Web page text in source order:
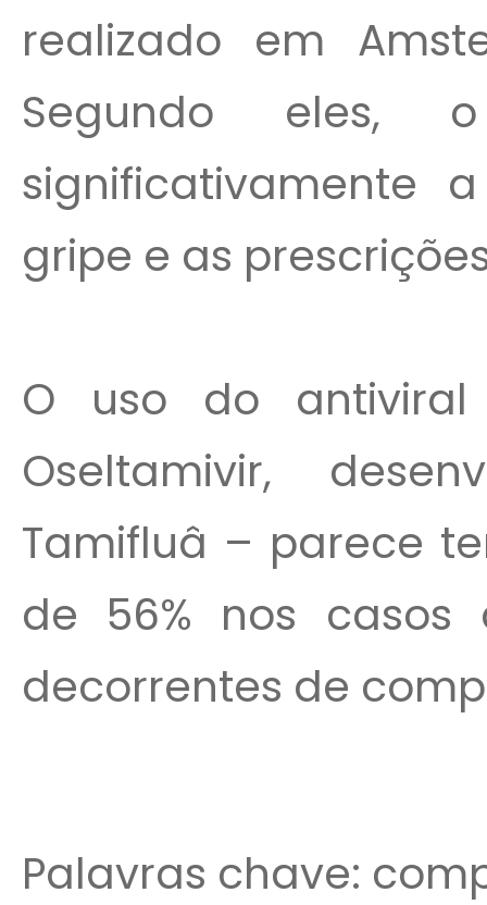
realizado em
Segundo eles,
significativamente
gripe e as
O uso do
Oseltamivir,
Tamifluâ – parece
de 56% nos casos
decorrentes de
Palavras chave: